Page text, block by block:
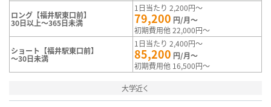
ロング【福井駅東口前】
30日以上～365日未満
1日当たり 2,200円～
79,200 円/月～
初期費用他 22,000円～
ショート【福井駅東口前】
～30日未満
1日当たり 2,400円～
85,200 円/月～
初期費用他 16,500円～
大学近く